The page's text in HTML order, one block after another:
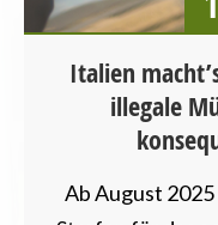
Italien
illegale
Ab August